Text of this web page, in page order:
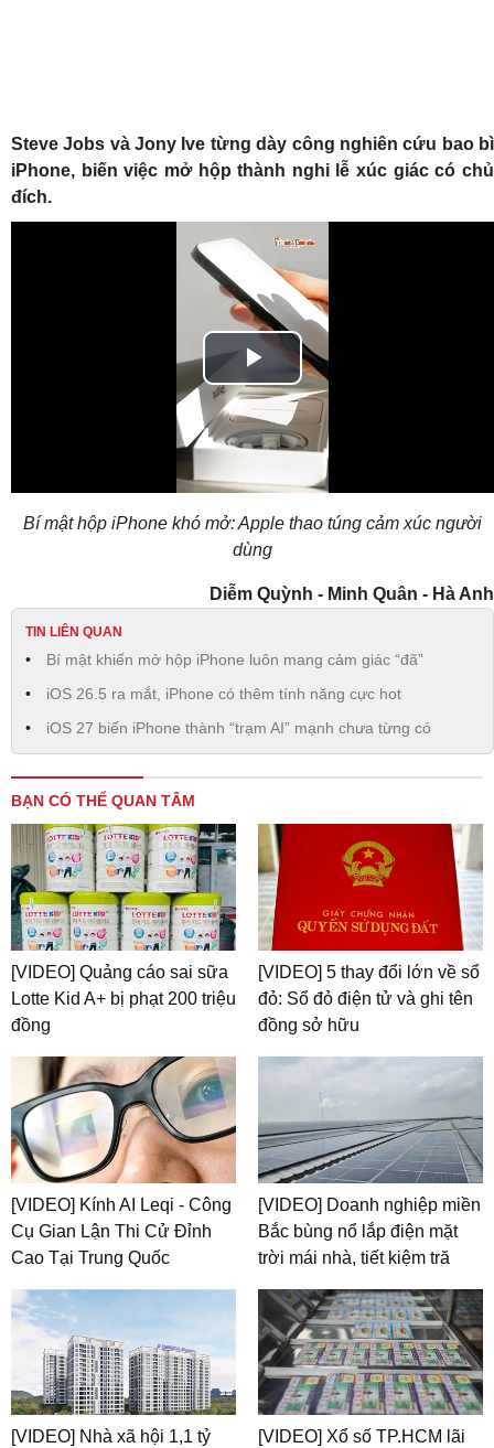
Steve Jobs và Jony Ive từng dày công nghiên cứu bao bì
iPhone, biến việc mở hộp thành nghi lễ xúc giác có chủ
đích.
Play
Video
Bí mật hộp iPhone khó mở: Apple thao túng cảm xúc người
dùng
Diễm Quỳnh - Minh Quân - Hà Anh
TIN LIÊN QUAN
Bí mật khiến mở hộp iPhone luôn mang cảm giác “đã”
iOS 26.5 ra mắt, iPhone có thêm tính năng cực hot
iOS 27 biến iPhone thành “trạm AI” mạnh chưa từng có
BẠN CÓ THỂ QUAN TÂM
[VIDEO] Quảng cáo sai sữa
Lotte Kid A+ bị phạt 200 triệu
đồng
[VIDEO] 5 thay đổi lớn về sổ
đỏ: Sổ đỏ điện tử và ghi tên
đồng sở hữu
[VIDEO] Kính AI Leqi - Công
Cụ Gian Lận Thi Cử Đỉnh
Cao Tại Trung Quốc
[VIDEO] Doanh nghiệp miền
Bắc bùng nổ lắp điện mặt
trời mái nhà, tiết kiệm tră
[VIDEO] Nhà xã hội 1,1 tỷ
[VIDEO] Xổ số TP.HCM lãi